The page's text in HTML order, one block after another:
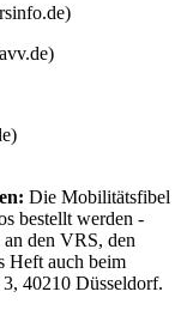
Die Mobilitätsfibel
bestellt werden -
den VRS, den
Heft auch beim
40210 Düsseldorf.